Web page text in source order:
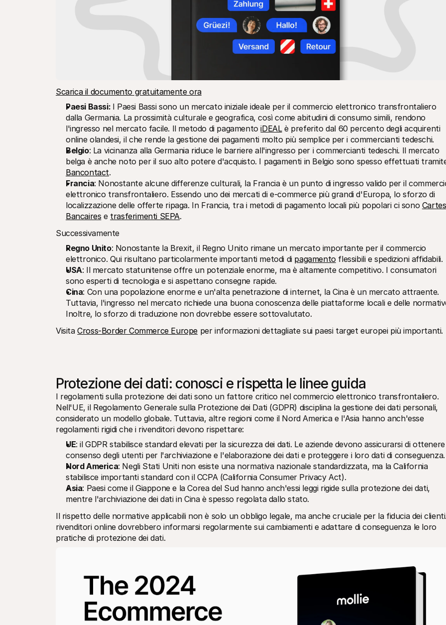
Scarica il documento gratuitamente ora
Paesi Bassi: I Paesi Bassi sono un mercato iniziale ideale per il commercio elettronico transfrontaliero
dalla Germania. La prossimità culturale e geografica, così come abitudini di consumo simili, rendono
l'ingresso nel mercato facile. Il metodo di pagamento iDEAL è preferito dal 60 percento degli acquirenti
online olandesi, il che rende la gestione dei pagamenti molto più semplice per i commercianti tedeschi.
Belgio: La vicinanza alla Germania riduce le barriere all'ingresso per i commercianti tedeschi. Il mercato
Bancontact.
Francia: Nonostante alcune differenze culturali, la Francia è un punto di ingresso valido per il
elettronico transfrontaliero. Essendo uno dei mercati di e-commerce più grandi d'Europa, lo sforzo di
localizzazione delle offerte ripaga. In Francia, tra i metodi di pagamento locali più popolari ci sono Cartes
Bancaires e trasferimenti SEPA.
Successivamente
Regno Unito: Nonostante la Brexit, il Regno Unito rimane un mercato importante per il commercio
elettronico. Qui risultano particolarmente importanti metodi di pagamento flessibili e spedizioni affidabili.
USA: Il mercato statunitense offre un potenziale enorme, ma è altamente competitivo. I consumatori
sono esperti di tecnologia e si aspettano consegne rapide.
Cina: Con una popolazione enorme e un'alta penetrazione di internet, la Cina è un mercato attraente.
Tuttavia, l'ingresso nel mercato richiede una buona conoscenza delle piattaforme locali e delle
Inoltre, lo sforzo di traduzione non dovrebbe essere sottovalutato.
Visita Cross-Border Commerce Europe per informazioni dettagliate sui paesi target europei più importanti.
Protezione dei dati: conosci e rispetta le linee guida
I regolamenti sulla protezione dei dati sono un fattore critico nel commercio elettronico transfrontaliero.
Nell'UE, il Regolamento Generale sulla Protezione dei Dati (GDPR) disciplina la gestione dei dati personali,
considerato un modello globale. Tuttavia, altre regioni come il Nord America e l'Asia hanno anch'esse
regolamenti rigidi che i rivenditori devono rispettare:
UE: il GDPR stabilisce standard elevati per la sicurezza dei dati. Le aziende devono assicurarsi di
consenso degli utenti per l'archiviazione e l'elaborazione dei dati e proteggere i loro dati di conseguenza.
Nord America: Negli Stati Uniti non esiste una normativa nazionale standardizzata, ma la California
stabilisce importanti standard con il CCPA (California Consumer Privacy Act).
Asia: Paesi come il Giappone e la Corea del Sud hanno anch'essi leggi rigide sulla protezione dei dati,
mentre l'archiviazione dei dati in Cina è spesso regolata dallo stato.
Il rispetto delle normative applicabili non è solo un obbligo legale, ma anche cruciale per la fiducia dei
rivenditori online dovrebbero informarsi regolarmente sui cambiamenti e adattare di conseguenza le loro
pratiche di protezione dei dati.